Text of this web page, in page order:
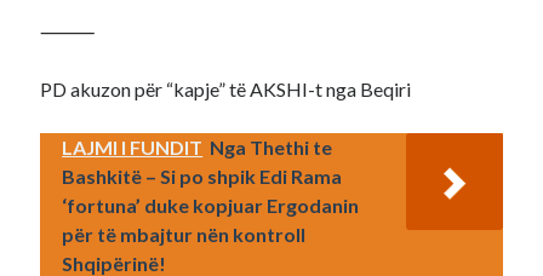
⸻
PD akuzon për “kapje” të AKSHI-t nga Beqiri
LAJMI I FUNDIT Nga Thethi te
Bashkitë – Si po shpik Edi Rama
‘fortuna’ duke kopjuar Ergodanin
për të mbajtur nën kontroll
Shqipërinë!